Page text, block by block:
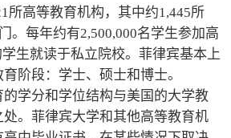
高等教育机构，其中约1,445所
。每年约有2,500,000名学生参加高
生就读于私立院校。菲律宾基本上
阶段：学士、硕士和博士。
分和学位结构与美国的大学教
。菲律宾大学和其他高等教育机